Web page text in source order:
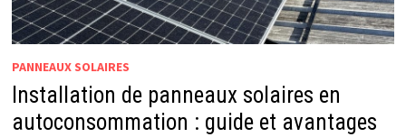
PANNEAUX SOLAIRES
Installation de panneaux solaires en
autoconsommation : guide et avantages